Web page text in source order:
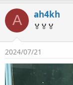
A ah4kh
🏅🏅🏅
2024/07/21